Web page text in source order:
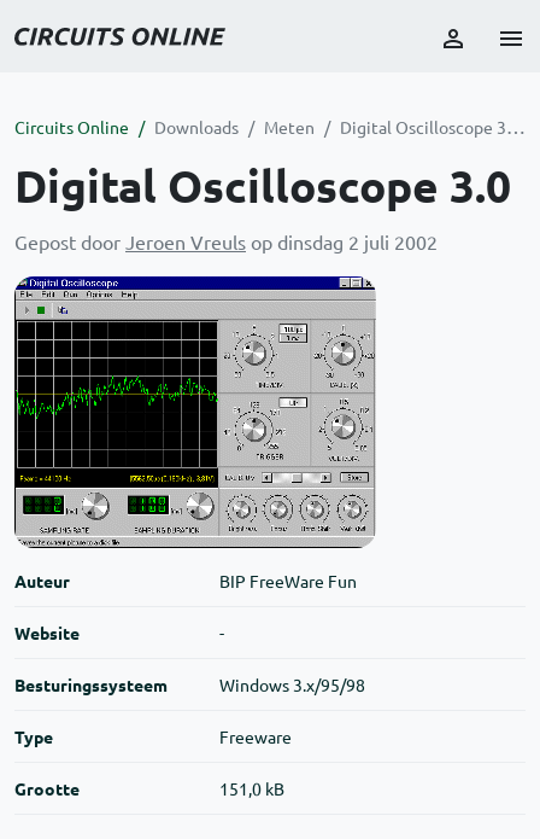
Circuits Online Downloads Meten Digital Oscilloscope 3.0
Digital Oscilloscope 3.0
Gepost door Jeroen Vreuls op dinsdag 2 juli 2002
Auteur BIP FreeWare Fun
Website -
Besturingssysteem Windows 3.x/95/98
Type Freeware
Grootte 151,0 kB